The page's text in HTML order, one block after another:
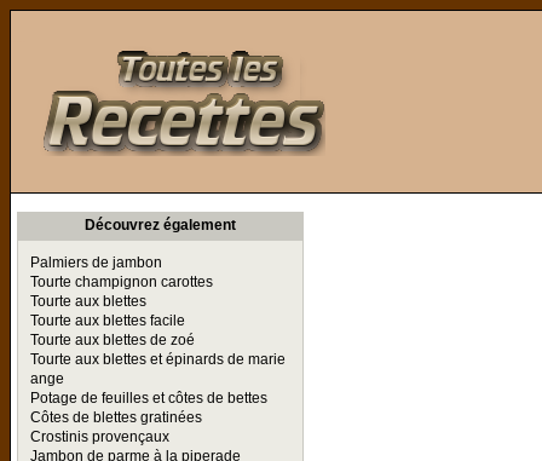
Découvrez également
Palmiers de jambon
Tourte champignon carottes
Tourte aux blettes
Tourte aux blettes facile
Tourte aux blettes de zoé
Tourte aux blettes et épinards de marie
ange
Potage de feuilles et côtes de bettes
Côtes de blettes gratinées
Crostinis provençaux
Jambon de parme à la piperade